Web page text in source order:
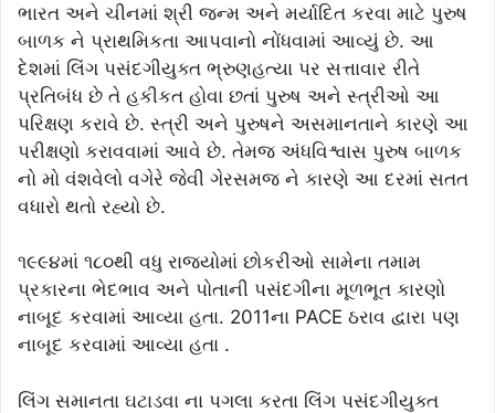
ભારત અને ચીનમાં શ્રી જન્મ અને મર્યાદિત કરવા માટે પુરુષ
બાળક ને પ્રાથમિકતા આપવાનો નોંધવામાં આવ્યું છે. આ
દેશમાં લિંગ પસંદગીયુક્ત ભ્રુણહત્યા પર સત્તાવાર રીતે
પ્રતિબંધ છે તે હકીકત હોવા છતાં પુરુષ અને સ્ત્રીઓ આ
પરિક્ષણ કરાવે છે. સ્ત્રી અને પુરુષને અસમાનતાને કારણે આ
પરીક્ષણો કરાવવામાં આવે છે. તેમજ અંધવિશ્વાસ પુરુષ બાળક
નો મો વંશવેલો વગેરે જેવી ગેરસમજ ને કારણે આ દરમાં સતત
વધારો થતો રહ્યો છે.
૧૯૯૪માં ૧૮૦થી વધુ રાજ્યોમાં છોકરીઓ સામેના તમામ
પ્રકારના ભેદભાવ અને પોતાની પસંદગીના મૂળભૂત કારણો
નાબૂદ કરવામાં આવ્યા હતા. 2011ના PACE ઠરાવ દ્વારા પણ
નાબૂદ કરવામાં આવ્યા હતા .
લિંગ સમાનતા ઘટાડવા ના પગલા કરતા લિંગ પસંદગીયુક્ત